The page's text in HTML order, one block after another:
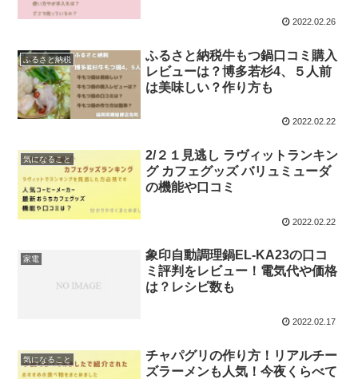
2022.02.26
ふるさと納税
ふるさと納税牛もつ鍋口コミ購入
レビューは？博多若杉4、５人前
は美味しい？作り方も
2022.02.22
気になること
2/２１見逃し ラヴィットランキン
グ カフェグッズ バリュミューダ
の機能や口コミ
2022.02.22
家電
象印自動調理鍋EL-KA23の口コ
ミ評判をレビュー！電気代や価格
は？レシピ数も
2022.02.17
気になること
チャパグリの作り方！リアルチー
ズラーメンも人気！今夜くらべて